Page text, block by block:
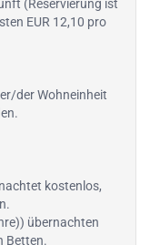
(Reservierung ist
EUR 12,10 pro
der Wohneinheit
kostenlos,
übernachten
Betten.